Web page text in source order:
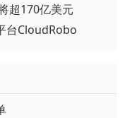
超170亿美元
台CloudRobo